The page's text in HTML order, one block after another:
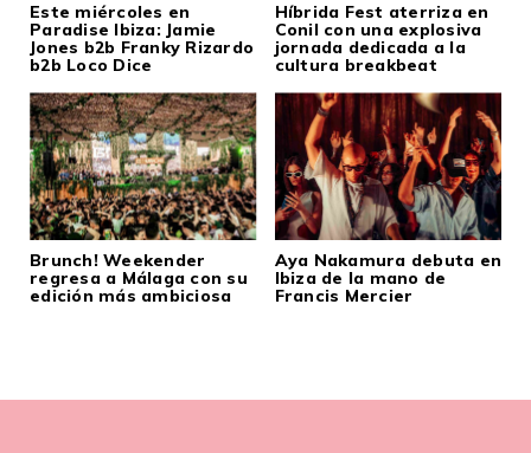
Este miércoles en
Paradise Ibiza: Jamie
Jones b2b Franky Rizardo
b2b Loco Dice
Híbrida Fest aterriza en
Conil con una explosiva
jornada dedicada a la
cultura breakbeat
Brunch! Weekender
regresa a Málaga con su
edición más ambiciosa
Aya Nakamura debuta en
Ibiza de la mano de
Francis Mercier